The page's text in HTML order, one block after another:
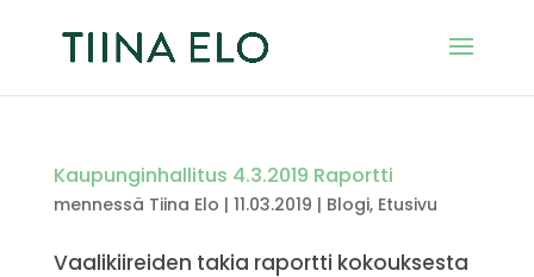
Kaupunginhallitus 4.3.2019 Raportti
mennessä Tiina Elo | 11.03.2019 | Blogi, Etusivu
Vaalikiireiden takia raportti kokouksesta